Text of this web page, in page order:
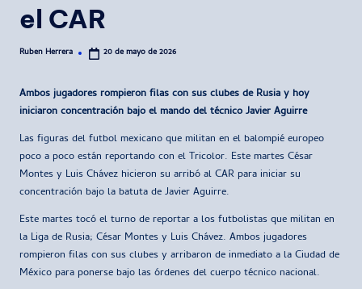
el CAR
Publicado
Ruben Herrera 20 de mayo de 2026
Ambos jugadores rompieron filas con sus clubes de Rusia y hoy
iniciaron concentración bajo el mando del técnico Javier Aguirre
Las figuras del futbol mexicano que militan en el balompié europeo
poco a poco están reportando con el Tricolor. Este martes César
Montes y Luis Chávez hicieron su arribó al CAR para iniciar su
concentración bajo la batuta de Javier Aguirre.
Este martes tocó el turno de reportar a los futbolistas que militan en
la Liga de Rusia; César Montes y Luis Chávez. Ambos jugadores
rompieron filas con sus clubes y arribaron de inmediato a la Ciudad de
México para ponerse bajo las órdenes del cuerpo técnico nacional.